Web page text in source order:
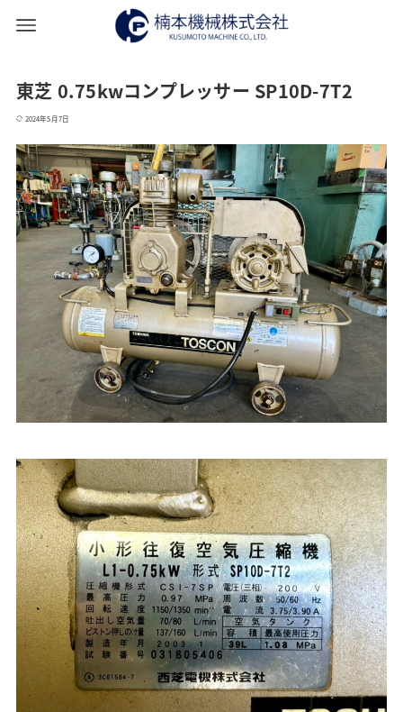
東芝 0.75kwコンプレッサー SP10D-7T2
2024年5月7日